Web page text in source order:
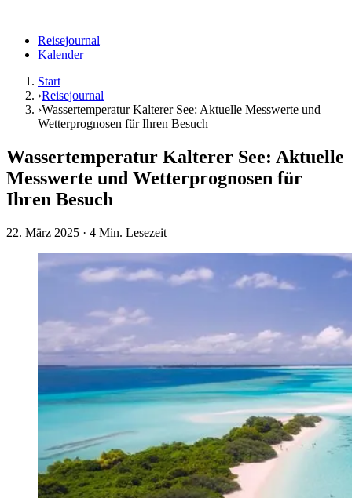
Reisejournal
Kalender
Start
›Reisejournal
›Wassertemperatur Kalterer See: Aktuelle Messwerte und
Wetterprognosen für Ihren Besuch
Wassertemperatur Kalterer See: Aktuelle
Messwerte und Wetterprognosen für
Ihren Besuch
22. März 2025 · 4 Min. Lesezeit